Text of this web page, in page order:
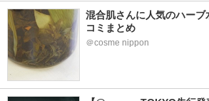
混合肌さんに人気のハー
コミまとめ
＠cosme nippon